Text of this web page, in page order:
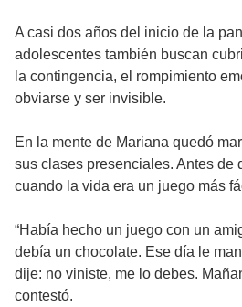
A casi dos años del inicio de la
adolescentes también buscan
la contingencia, el rompimiento
obviarse y ser invisible.
En la mente de Mariana quedó
sus clases presenciales. Antes de
cuando la vida era un juego más
“Había hecho un juego con un
debía un chocolate. Ese día le
dije: no viniste, me lo debes.
contestó.